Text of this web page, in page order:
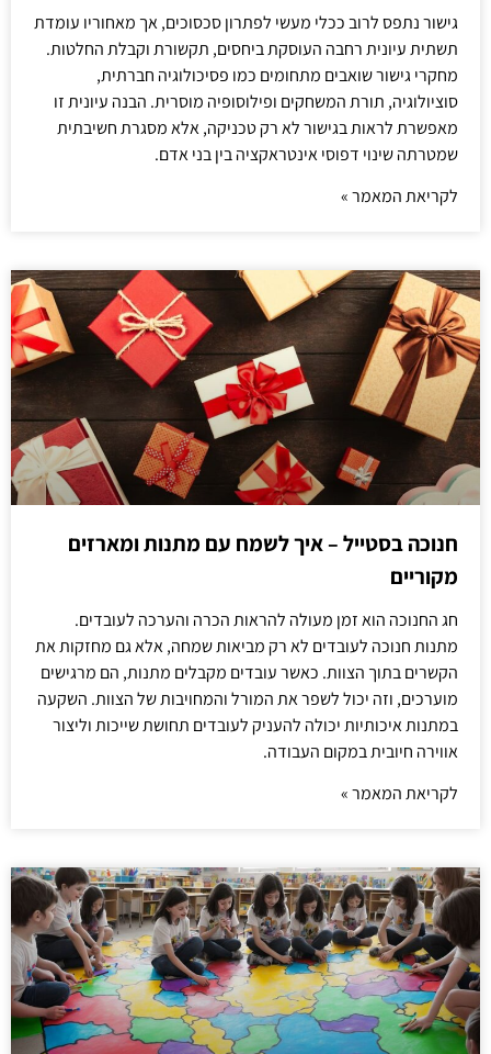
גישור נתפס לרוב ככלי מעשי לפתרון סכסוכים, אך מאחוריו עומדת
תשתית עיונית רחבה העוסקת ביחסים, תקשורת וקבלת החלטות.
מחקרי גישור שואבים מתחומים כמו פסיכולוגיה חברתית,
סוציולוגיה, תורת המשחקים ופילוסופיה מוסרית. הבנה עיונית זו
מאפשרת לראות בגישור לא רק טכניקה, אלא מסגרת חשיבתית
שמטרתה שינוי דפוסי אינטראקציה בין בני אדם.
לקריאת המאמר »
חנוכה בסטייל – איך לשמח עם מתנות ומארזים
מקוריים
חג החנוכה הוא זמן מעולה להראות הכרה והערכה לעובדים.
מתנות חנוכה לעובדים לא רק מביאות שמחה, אלא גם מחזקות את
הקשרים בתוך הצוות. כאשר עובדים מקבלים מתנות, הם מרגישים
מוערכים, וזה יכול לשפר את המורל והמחויבות של הצוות. השקעה
במתנות איכותיות יכולה להעניק לעובדים תחושת שייכות וליצור
אווירה חיובית במקום העבודה.
לקריאת המאמר »